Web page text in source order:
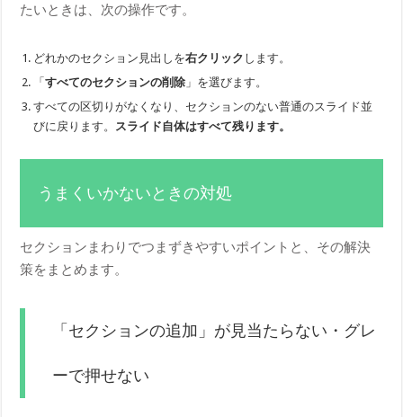
たいときは、次の操作です。
どれかのセクション見出しを右クリック します。
「すべてのセクションの削除 」を選びます。
すべての区切りがなくなり、セクションのない普通のスライド並
びに戻ります。
スライド自体はすべて残ります。
うまくいかないときの対処
セクションまわりでつまずきやすいポイントと、その解決
策をまとめます。
「セクションの追加」が見当たらない・グレ
ーで押せない